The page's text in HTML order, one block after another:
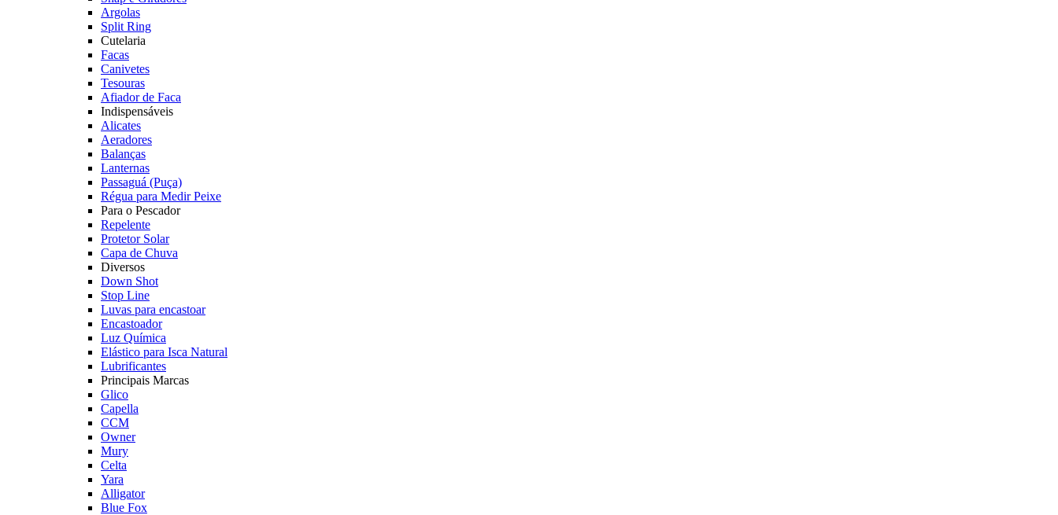
Argolas
Split Ring
Cutelaria
Facas
Canivetes
Tesouras
Afiador de Faca
Indispensáveis
Alicates
Aeradores
Balanças
Lanternas
Passaguá (Puça)
Régua para Medir Peixe
Para o Pescador
Repelente
Protetor Solar
Capa de Chuva
Diversos
Down Shot
Stop Line
Luvas para encastoar
Encastoador
Luz Química
Elástico para Isca Natural
Lubrificantes
Principais Marcas
Glico
Capella
CCM
Owner
Mury
Celta
Yara
Alligator
Blue Fox